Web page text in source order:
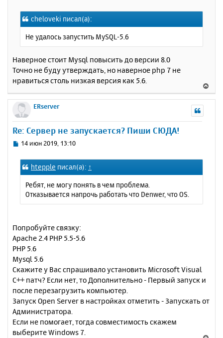
о
б
н
и
cheloveki писал(а):
Не удалось запустить MySQL-5.6
Наверное стоит Mysql повысить до версии 8.0
Точно не буду утверждать, но наверное php 7 не
нравиться столь низкая версия как 5.6.
е
ERserver
Re: Сервер не запускается? Пиши СЮДА!
С
о
б
и
14 июн 2019, 13:10
htepple писал(а): ↑
Ребят, не могу понять в чем проблема.
Отказывается напрочь работать что Denwer, что OS.
Попробуйте связку:
Apache 2.4 PHP 5.5-5.6
PHP 5.6
Mysql 5.6
Скажите у Вас спрашивало установить Microsoft Visual
C++ патч? Если нет, то Дополнительно - Первый запуск и
после перезагрузить компьютер.
Запуск Open Server в настройках отметить - Запускать от
Администратора.
Если не помогает, тогда совместимость скажем
выберите Windows 7.